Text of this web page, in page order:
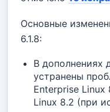
Основные
6.1.8:
В дополнениях
устранены
Enterprise Linux
Linux 8.2 (при